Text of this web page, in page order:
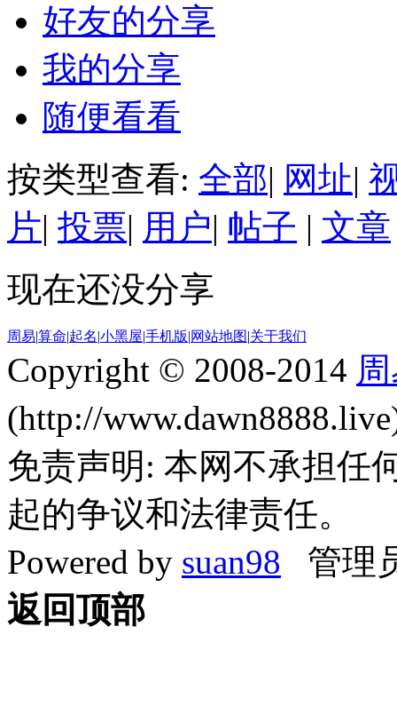
好友的分享
我的分享
随便看看
按类型查看: 全部| 网址|
片| 投票| 用户| 帖子 | 文章
现在还没分享
周易|算命|起名|小黑屋|手机版|网站地图|关于我们
Copyright © 2008-2014
(http://
免责声明: 本网不承担任
起的争议和法律责任。
Powered by suan98
管理
返回顶部